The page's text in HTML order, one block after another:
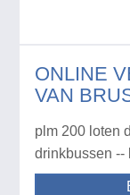
ONLINE
VAN
plm 200 loten
drinkbussen --